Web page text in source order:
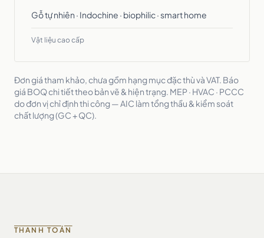
Gỗ tự nhiên · Indochine · biophilic · smart home
Vật liệu cao cấp
Đơn giá tham khảo, chưa gồm hạng mục đặc thù và VAT. Báo
giá BOQ chi tiết theo bản vẽ & hiện trạng. MEP · HVAC · PCCC
do đơn vị chỉ định thi công — AIC làm tổng thầu & kiểm soát
chất lượng (GC + QC).
THANH TOÁN